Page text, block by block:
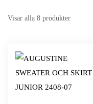
Visar alla 8 produkter